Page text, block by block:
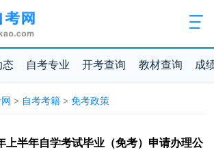
态 自考专业 开考查询 教材查询 成
> 自考考籍> 免考政策
上半年自学考试毕业（免考）申请办理公